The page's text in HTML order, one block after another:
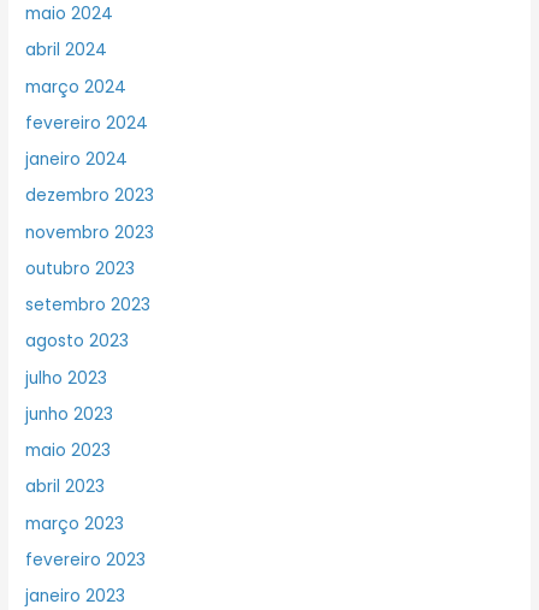
maio 2024
abril 2024
março 2024
fevereiro 2024
janeiro 2024
dezembro 2023
novembro 2023
outubro 2023
setembro 2023
agosto 2023
julho 2023
junho 2023
maio 2023
abril 2023
março 2023
fevereiro 2023
janeiro 2023